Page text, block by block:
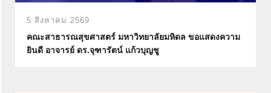
5 สิงหาคม 2569
คณะสาธารณสุขศาสตร์ มหาวิทยาลัยมหิดล ขอแสดงความ
ยินดี อาจารย์ ดร.จุฑารัตน์ แก้วบุญชู